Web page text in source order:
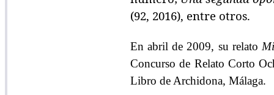
(92, 2016), entre otros.
En abril de 2009, su relato
Concurso de Relato Corto
Libro de Archidona, Málaga.